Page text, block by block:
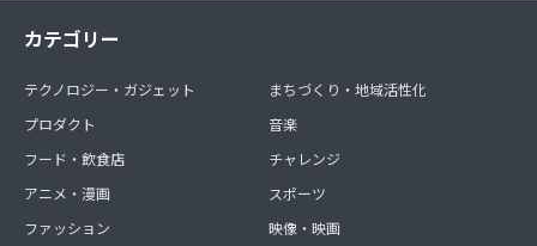
カテゴリー
テクノロジー・ガジェット
プロダクト
フード・飲食店
アニメ・漫画
ファッション
まちづくり・地域活性化
音楽
チャレンジ
スポーツ
映像・映画